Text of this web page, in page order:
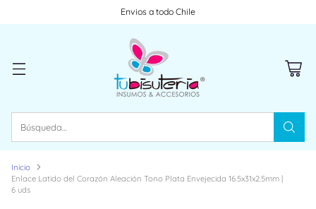
Envios a todo Chile
Búsqueda…
Inicio
Enlace Latido del Corazón Aleación Tono Plata Envejecida 16.5x31x2.5mm |
6 uds